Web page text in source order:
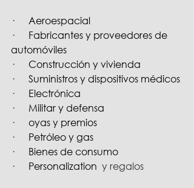
· Aeroespacial
· Fabricantes y proveedores de
automóviles
· Construcción y vivienda
· Suministros y dispositivos médicos
· Electrónica
· Militar y defensa
· oyas y premios
· Petróleo y gas
· Bienes de consumo
· Personalization y regalos